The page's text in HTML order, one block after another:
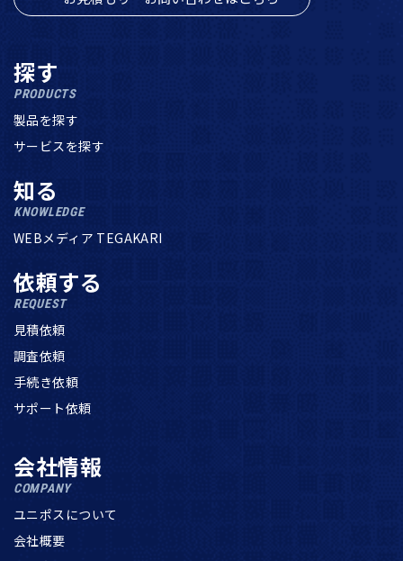
探す
PRODUCTS
製品を探す
サービスを探す
知る
KNOWLEDGE
WEBメディア TEGAKARI
依頼する
REQUEST
見積依頼
調査依頼
手続き依頼
サポート依頼
会社情報
COMPANY
ユニポスについて
会社概要